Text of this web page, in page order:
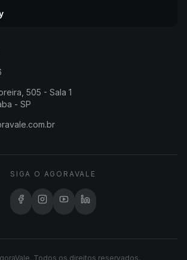
505 - Sala 1
- SP
SIGA O AGORAVALE
Todos os direitos reservados.